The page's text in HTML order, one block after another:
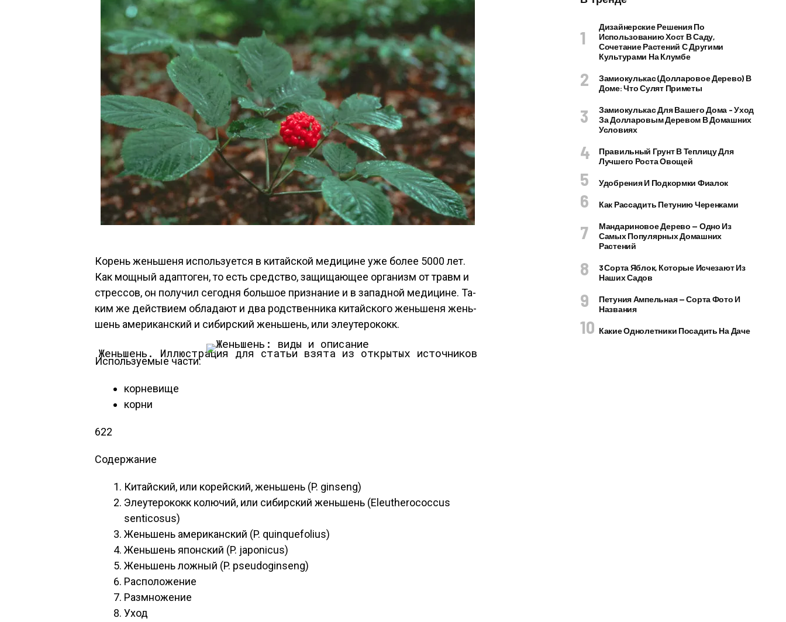
Ко­рень жень­ше­ня ис­поль­зу­ет­ся в ки­тай­ской ме­дици­не уже бо­лее 5000 лет.
Как мощ­ный адап­то­ген, то есть средс­тво, за­щища­ющее ор­га­низм от травм и
стрес­сов, он по­лучил се­год­ня боль­шое приз­на­ние и в за­пад­ной ме­дици­не. Та­
ким же дей­стви­ем об­ла­да­ют и два родс­твен­ни­ка ки­тай­ско­го жень­ше­ня жень­
шень аме­рикан­ский и си­бир­ский жень­шень, или эле­уте­рококк.
Женьшень. Иллюстрация для статьи взята из открытых источников
Ис­поль­зу­емые час­ти:
кор­не­вище
кор­ни
622
Содержание
Ки­тай­ский, или ко­рей­ский, жень­шень (P. ginseng)
Эле­уте­рококк ко­лючий, или си­бир­ский жень­шень (Eleutherococcus
senticosus)
Жень­шень аме­рикан­ский (P. quinquefolius)
Жень­шень япон­ский (P. japonicus)
Жень­шень лож­ный (P. pseudoginseng)
Рас­по­ложе­ние
Раз­мно­жение
Уход
Дизайнерские Решения По
Использованию Хост В Саду,
Сочетание Растений С Другими
Культурами На Клумбе
Замиокулькас (долларовое Дерево) В
Доме: Что Сулят Приметы
Замиокулькас Для Вашего Дома – Уход
За Долларовым Деревом В Домашних
Условиях
Правильный Грунт В Теплицу Для
Лучшего Роста Овощей
Удобрения И Подкормки Фиалок
Как Рассадить Петунию Черенками
Мандариновое Дерево — Одно Из
Самых Популярных Домашних
Растений
3 Сорта Яблок, Которые Исчезают Из
Наших Садов
Петуния Ампельная — Сорта Фото И
Названия
Какие Однолетники Посадить На Даче